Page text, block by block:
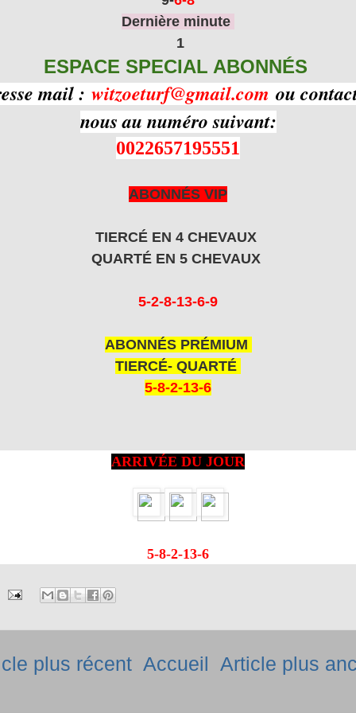
Dernière minute
1
ESPACE SPECIAL ABONNÉS
mail : witzoeturf@gmail.com ou
nous au numéro suivant:
0022657195551
ABONNÉS VIP
TIERCÉ EN 4 CHEVAUX
QUARTÉ EN 5 CHEVAUX
5-2-8-13-6-9
ABONNÉS PRÉMIUM
TIERCÉ- QUARTÉ
5-8-2-13-6
ARRIVÉE DU JOUR
5-8-2-13-6
plus récent Article plus
Accueil